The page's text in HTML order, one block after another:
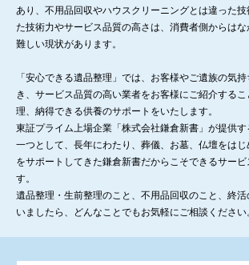
あり、不用品回収やハウスクリーニングとは違った
た技術力やサービス品質の高さは、消費者側からは
難しい現状があります。
「安心できる遺品整理」では、お客様やご遺族の気
き、サービス品質の高い業者をお客様にご紹介する
理、納得できる供養のサポートをいたします。
東証プライム上場企業「株式会社鎌倉新書」が提供
一つとして、長年にわたり、葬儀、お墓、仏壇をは
をサポートしてきた鎌倉新書だからこそできるサービ
す。
遺品整理・生前整理のこと、不用品回収のこと、終
いましたら、どんなことでもお気軽にご相談ください